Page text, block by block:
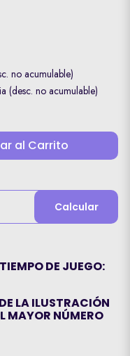
no acumulable)
(desc. no acumulable)
al Carrito
Calcular
DE JUEGO:
LA ILUSTRACIÓN
MAYOR NÚMERO